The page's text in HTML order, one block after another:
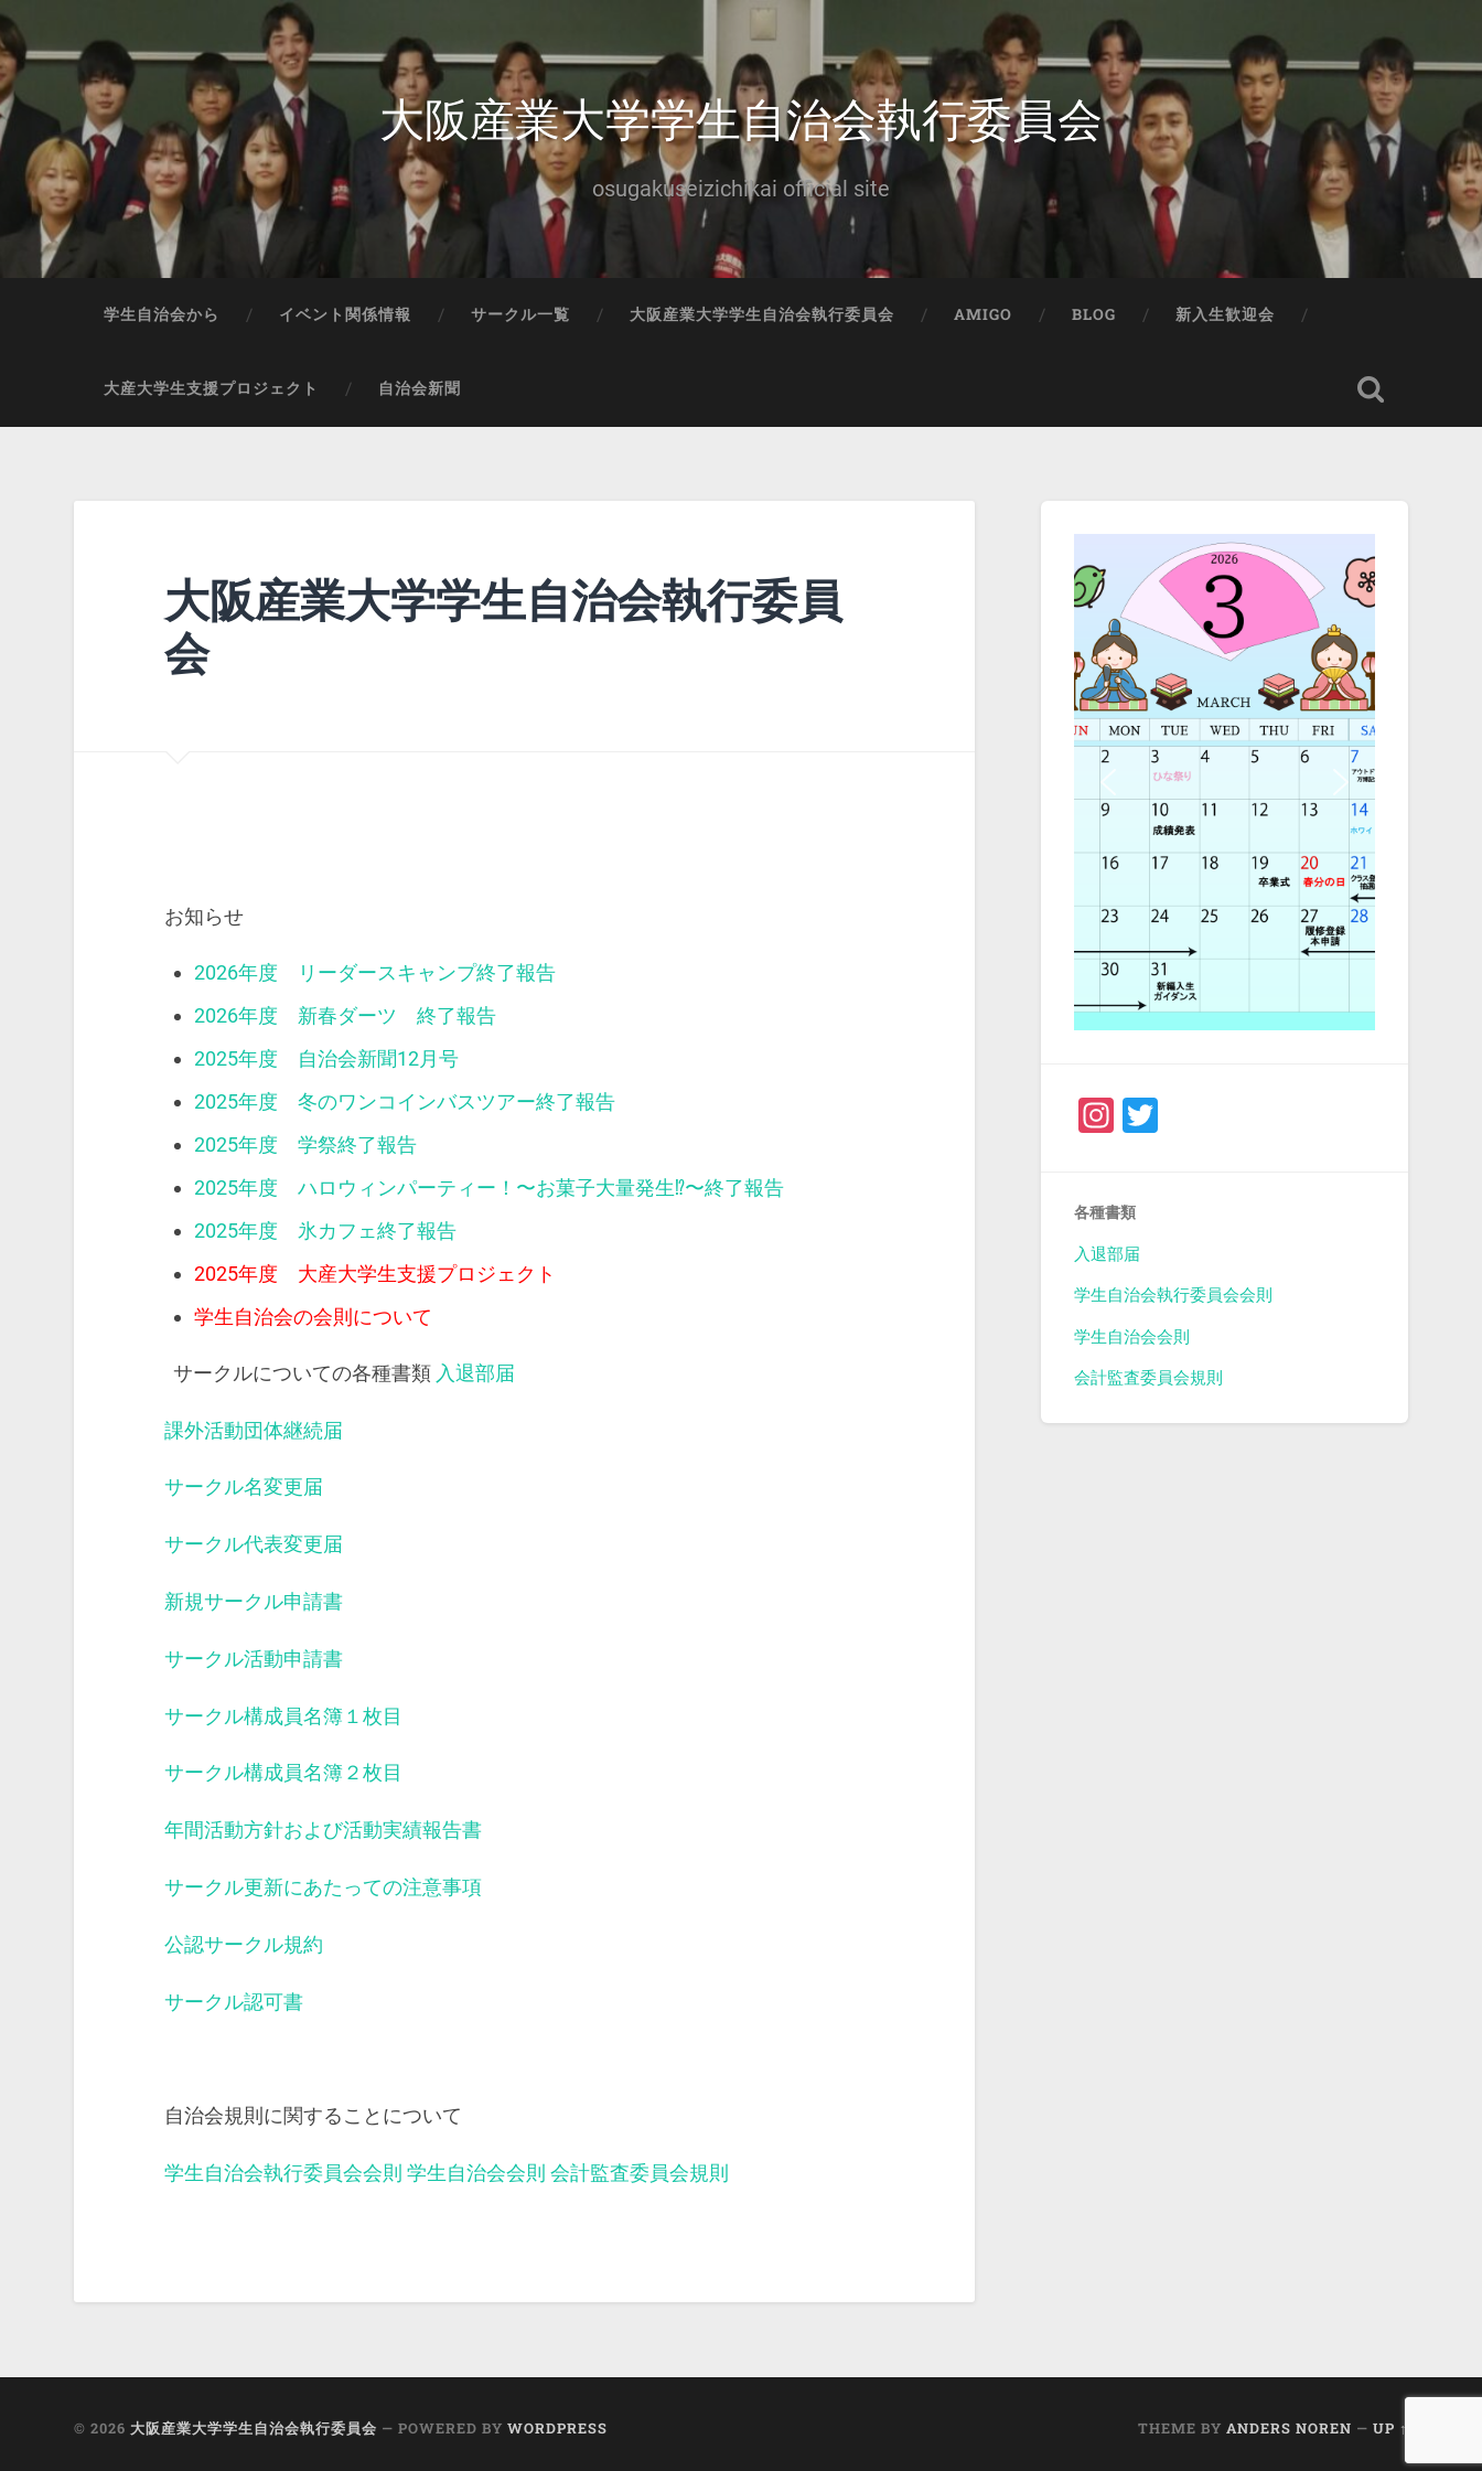
大阪産業大学学生自治会執行委員会
osugakuseizichikai official site
学生自治会から イベント関係情報 サークル一覧 大阪産業大学学生自治会執行委員会 AMIGO BLOG 新入生歓迎会
大産大学生支援プロジェクト 自治会新聞
大阪産業大学学生自治会執行委員
会
お知らせ
2026年度 リーダースキャンプ終了報告
2026年度 新春ダーツ 終了報告
2025年度 自治会新聞12月号
2025年度 冬のワンコインバスツアー終了報告
2025年度 学祭終了報告
2025年度 ハロウィンパーティー！〜お菓子大量発生⁉︎〜終了報告
2025年度 氷カフェ終了報告
2025年度 大産大学生支援プロジェクト
学生自治会の会則について
サークルについての各種書類 入退部届
課外活動団体継続届
サークル名変更届
サークル代表変更届
新規サークル申請書
サークル活動申請書
サークル構成員名簿１枚目
サークル構成員名簿２枚目
年間活動方針および活動実績報告書
サークル更新にあたっての注意事項
公認サークル規約
サークル認可書
自治会規則に関することについて
学生自治会執行委員会会則 学生自治会会則 会計監査委員会規則
Instagram
各種書類
入退部届
学生自治会執行委員会会則
学生自治会会則
会計監査委員会規則
© 2026 大阪産業大学学生自治会執行委員会 — POWERED BYWORDPRESS THEME BY ANDERS NOREN — UP ↑